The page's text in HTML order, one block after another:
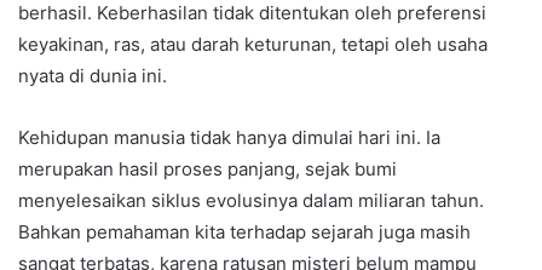
berhasil. Keberhasilan tidak ditentukan oleh preferensi
keyakinan, ras, atau darah keturunan, tetapi oleh usaha
nyata di dunia ini.
Kehidupan manusia tidak hanya dimulai hari ini. Ia
merupakan hasil proses panjang, sejak bumi
menyelesaikan siklus evolusinya dalam miliaran tahun.
Bahkan pemahaman kita terhadap sejarah juga masih
sangat terbatas, karena ratusan misteri belum mampu